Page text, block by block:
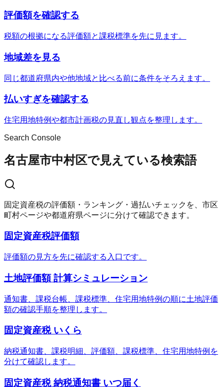
評価額を確認する
税額の根拠になる評価額と課税標準を先に見ます。
地域差を見る
同じ都道府県内や他地域と比べる前に条件をそろえます。
払いすぎを確認する
住宅用地特例や都市計画税の見直し観点を整理します。
Search Console
名古屋市中村区で見えている検索語
固定資産税の評価額・ランキング・過払いチェックを、市区
町村ページや都道府県ページに分けて確認できます。
固定資産税評価額
評価額の見方を先に確認する入口です。
土地評価額 計算シミュレーション
通知書、課税台帳、課税標準、住宅用地特例の順に土地評価
額の確認手順を整理します。
固定資産税 いくら
納税通知書、課税明細、評価額、課税標準、住宅用地特例を
分けて確認します。
固定資産税 納税通知書 いつ届く